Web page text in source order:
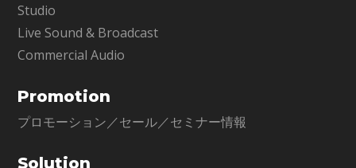
Studio
Live Sound & Broadcast
Commercial Audio
Promotion
プロモーション／セール／セミナー情報
Solution